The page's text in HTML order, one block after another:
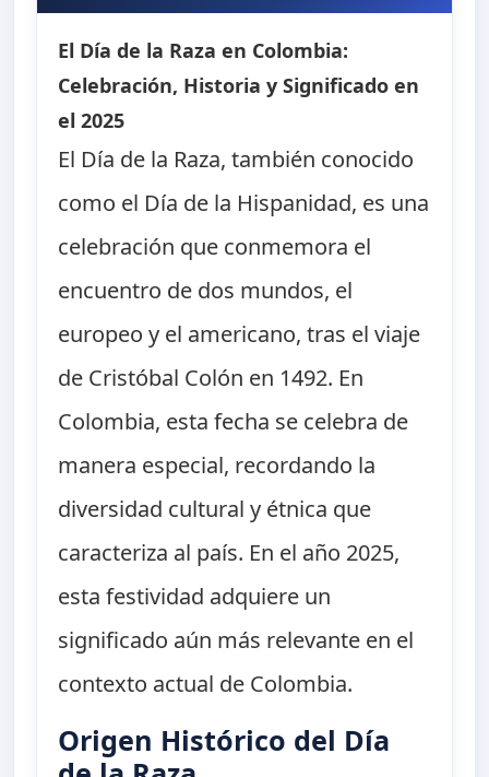
El Día de la Raza en Colombia:
Celebración, Historia y Significado en
el 2025
El Día de la Raza, también conocido
como el Día de la Hispanidad, es una
celebración que conmemora el
encuentro de dos mundos, el
europeo y el americano, tras el viaje
de Cristóbal Colón en 1492. En
Colombia, esta fecha se celebra de
manera especial, recordando la
diversidad cultural y étnica que
caracteriza al país. En el año 2025,
esta festividad adquiere un
significado aún más relevante en el
contexto actual de Colombia.
Origen Histórico del Día